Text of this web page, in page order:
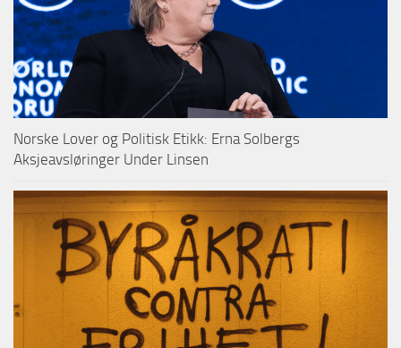
Norske Lover og Politisk Etikk: Erna Solbergs
Aksjeavsløringer Under Linsen